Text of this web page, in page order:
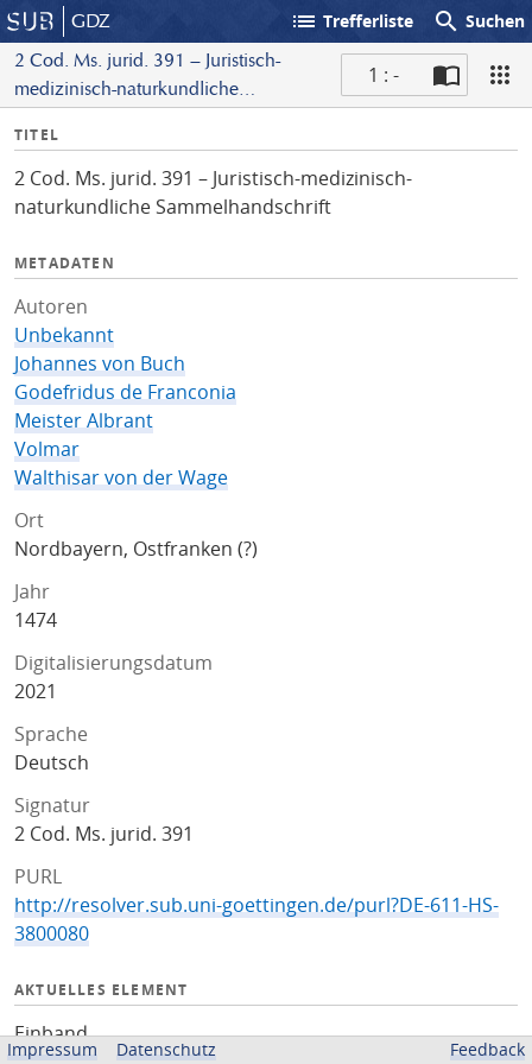
GDZ list Trefferliste search Suchen
2 Cod. Ms. jurid. 391 – Juristisch-
medizinisch-naturkundliche
1 : -
I
f
o
TITEL
2 Cod. Ms. jurid. 391 – Juristisch-medizinisch-
naturkundliche Sammelhandschrift
METADATEN
Autoren
Unbekannt
Johannes von Buch
Godefridus de Franconia
Meister Albrant
Volmar
Walthisar von der Wage
Ort
Nordbayern, Ostfranken (?)
Jahr
1474
Digitalisierungsdatum
2021
Sprache
Deutsch
Signatur
2 Cod. Ms. jurid. 391
PURL
http://resolver.sub.uni-goettingen.de/purl?DE-611-HS-
3800080
AKTUELLES ELEMENT
Einband
Impressum Datenschutz Feedback